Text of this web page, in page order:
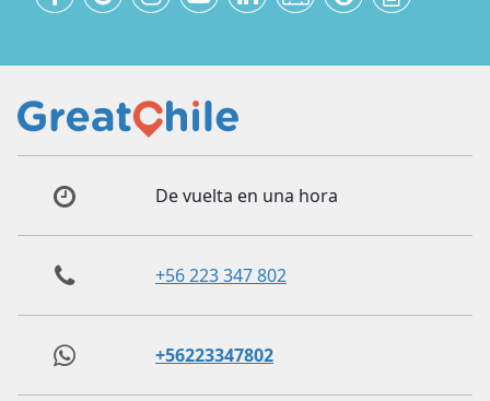
De vuelta en una hora
+56 223 347 802
+56223347802